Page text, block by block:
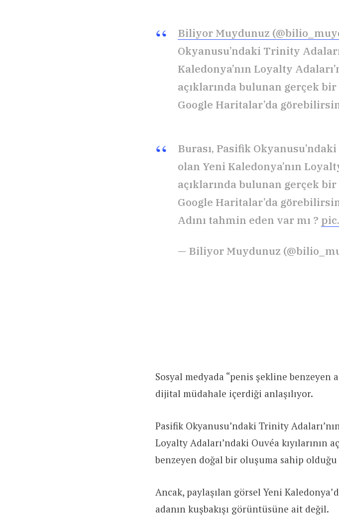
Biliyor Muydunuz
Okyanusu’ndaki Trinity
Kaledonya’nın Loyalty
açıklarında bulunan gerçek
Google Haritalar’da
Burası, Pasifik
olan Yeni Kaledonya’nın
açıklarında bulunan gerçek
Google Haritalar’da
Adını tahmin eden var mı ?
— Biliyor Muydunuz
Sosyal medyada “penis şekline
dijital müdahale içerdiği anlaşılıyor.
Pasifik Okyanusu’ndaki Trinity
Loyalty Adaları’ndaki Ouvéa kıyılarının
benzeyen doğal bir oluşuma sahip
Ancak, paylaşılan görsel Yeni
adanın kuşbakışı görüntüsüne ait değil.